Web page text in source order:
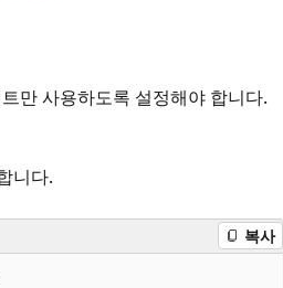
만 사용하도록 설정해야 합니다.
니다.
복사